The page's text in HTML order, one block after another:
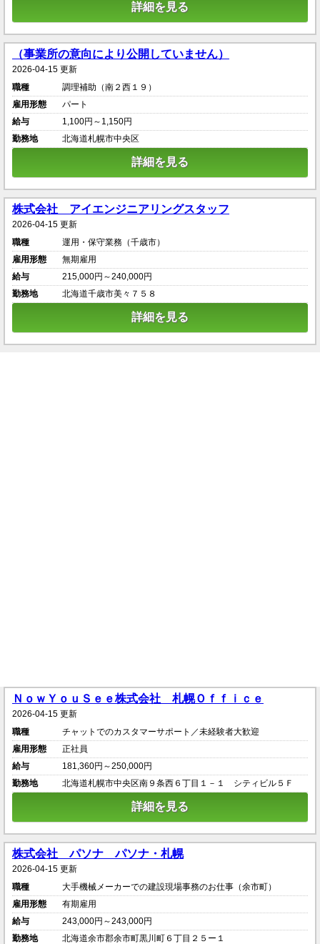
詳細を見る
（事業所の意向により公開していません）
2026-04-15 更新
職種
調理補助（南２西１９）
雇用形態
パート
給与
1,100円～1,150円
勤務地
北海道札幌市中央区
詳細を見る
株式会社 アイエンジニアリングスタッフ
2026-04-15 更新
職種
運用・保守業務（千歳市）
雇用形態
無期雇用
給与
215,000円～240,000円
勤務地
北海道千歳市美々７５８
詳細を見る
ＮｏｗＹｏｕＳｅｅ株式会社 札幌Ｏｆｆｉｃｅ
2026-04-15 更新
職種
チャットでのカスタマーサポート／未経験者大歓迎
雇用形態
正社員
給与
181,360円～250,000円
勤務地
北海道札幌市中央区南９条西６丁目１－１ シティビル５Ｆ
詳細を見る
株式会社 パソナ パソナ・札幌
2026-04-15 更新
職種
大手機械メーカーでの建設現場事務のお仕事（余市町）
雇用形態
有期雇用
給与
243,000円～243,000円
勤務地
北海道余市郡余市町黒川町６丁目２５ー１